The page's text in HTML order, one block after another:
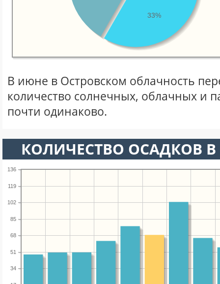
33%
В июне в Островском облачность
количество солнечных, облачных и
почти одинаково.
КОЛИЧЕСТВО ОСАДКОВ
34
51
68
85
102
119
136